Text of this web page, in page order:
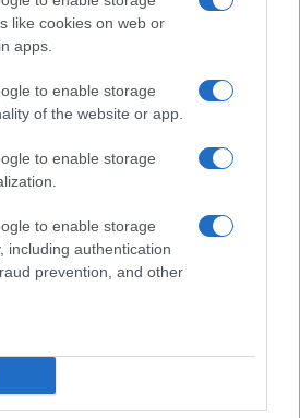
like cookies on web or
apps.
to enable storage
of the website or app.
to enable storage
to enable storage
including authentication
prevention, and other
γνωστής μάρκας